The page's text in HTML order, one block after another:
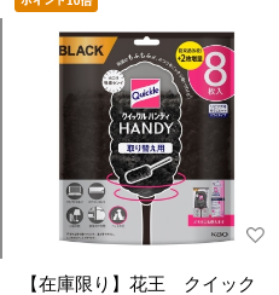
【在庫限り】花王 クイック